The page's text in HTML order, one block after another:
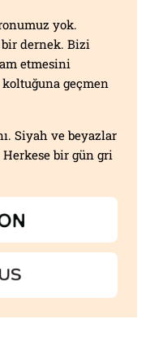
yok.
dernek. Bizi
etmesini
geçmen
Siyah ve beyazlar
bir gün gri